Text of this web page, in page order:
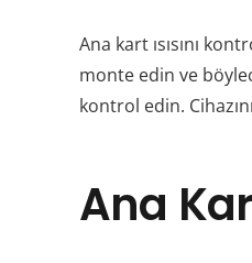
Ana kart ısısını
monte edin ve
kontrol edin.
Ana